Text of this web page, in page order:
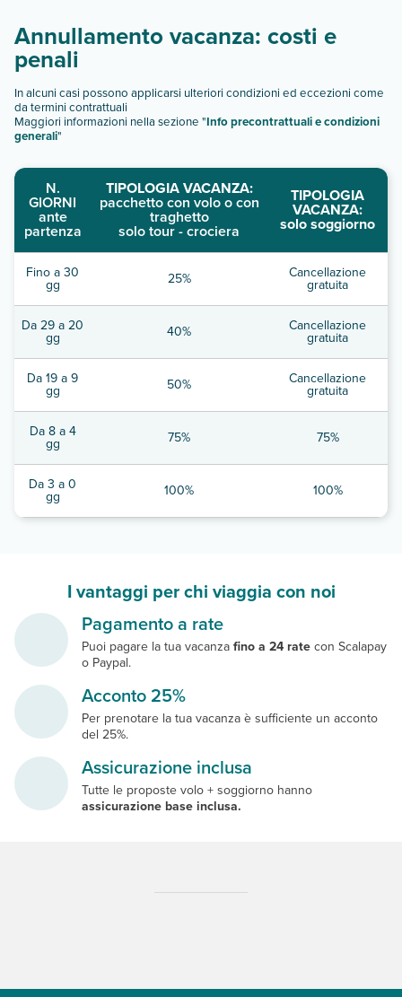
Annullamento vacanza: costi e
penali
In alcuni casi possono applicarsi ulteriori condizioni ed eccezioni come
da termini contrattuali
Maggiori informazioni nella sezione "Info precontrattuali e condizioni
generali"
N.
GIORNI
ante
partenza
TIPOLOGIA VACANZA:
pacchetto con volo o con
traghetto
solo tour - crociera
TIPOLOGIA
VACANZA:
solo soggiorno
Fino a 30
gg 25% Cancellazione
gratuita
Da 29 a 20
gg 40% Cancellazione
gratuita
Da 19 a 9
gg 50% Cancellazione
gratuita
Da 8 a 4
gg 75% 75%
Da 3 a 0
gg 100% 100%
I vantaggi per chi viaggia con noi
Pagamento a rate
Puoi pagare la tua vacanzafino a 24 ratecon Scalapay
o Paypal.
Acconto 25%
Per prenotare la tua vacanza è sufficiente un acconto
del 25%.
Assicurazione inclusa
Tutte le proposte volo + soggiorno hanno
assicurazione base inclusa.